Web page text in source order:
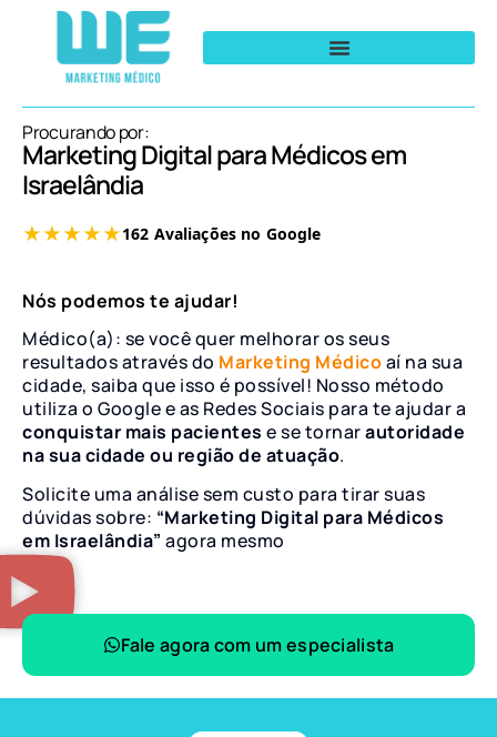
Procurando por:
Marketing Digital para Médicos em
Israelândia
Nós podemos te ajudar!
Médico(a): se você quer melhorar os seus
resultados através do Marketing Médicoaí na sua
cidade, saiba que isso é possível! Nosso método
utiliza o Google e as Redes Sociais para te ajudar a
conquistar mais pacientes e se tornarautoridade
na sua cidade ou região de atuação.
Solicite uma análise sem custo para tirar suas
dúvidas sobre: “Marketing Digital para Médicos
em Israelândia” agora mesmo
Fale agora com um especialista